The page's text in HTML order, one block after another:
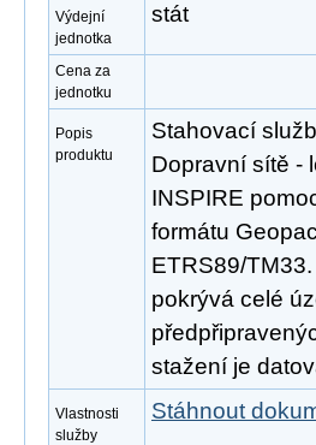
Výdejní
jednotka
stát
Cena za
jednotku
Popis
produktu
Stahovací
Dopravní sítě -
INSPIRE
formátu
ETRS89/
pokrývá celé
stažení je
Vlastnosti
služby
Stáhnout